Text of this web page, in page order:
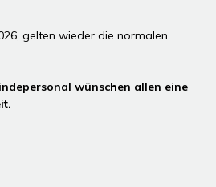
gelten wieder die normalen
wünschen allen eine